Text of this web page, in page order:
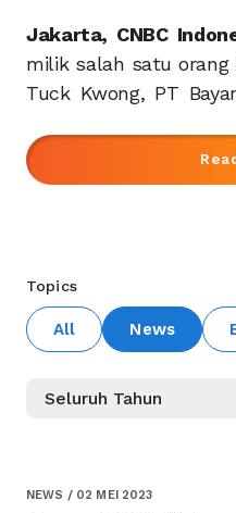
Jakarta, CNBC
milik salah satu orang
Tuck Kwong, PT
Topics
All News
NEWS / 02 MEI 2023